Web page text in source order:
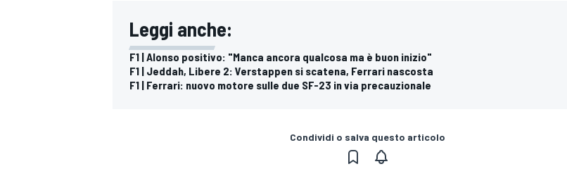
MONOMARCA
Leggi anche:
F1 | Alonso positivo: "Manca ancora qualcosa ma è buon inizio"
F1 | Jeddah, Libere 2: Verstappen si scatena, Ferrari nascosta
F1 | Ferrari: nuovo motore sulle due SF-23 in via precauzionale
Condividi o salva questo articolo